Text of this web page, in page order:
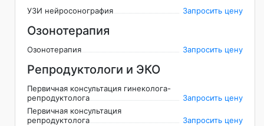
УЗИ нейросонография Запросить цену
Озонотерапия
Озонотерапия Запросить цену
Репродуктологи и ЭКО
Первичная консультация гинеколога-
репродуктолога
Запросить цену
Первичная консультация
репродуктолога
Запросить цену